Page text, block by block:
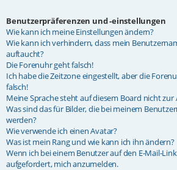
Benutzerpräferenzen und -einstellungen
Wie kann ich meine Einstellungen ändern?
Wie kann ich verhindern, dass mein
auftaucht?
Die Forenuhr geht falsch!
Ich habe die Zeitzone eingestellt, aber die
falsch!
Meine Sprache steht auf diesem Board nicht zur
Was sind das für Bilder, die bei meinem
werden?
Wie verwende ich einen Avatar?
Was ist mein Rang und wie kann ich ihn ändern?
Wenn ich bei einem Benutzer auf den E-Mail-
aufgefordert, mich anzumelden.